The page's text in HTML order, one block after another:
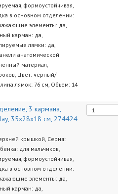
формоустойчивая,
в основном отделении:
элементы: да,
карман: да,
лямки: да,
анатомической
материал,
Цвет: черный/
лямок: 76 см, Объем: 14
3 кармана,
35х28х18 см, 274424
крышкой, Серия:
для мальчиков,
формоустойчивая,
в основном отделении:
элементы: да,
карман: да,